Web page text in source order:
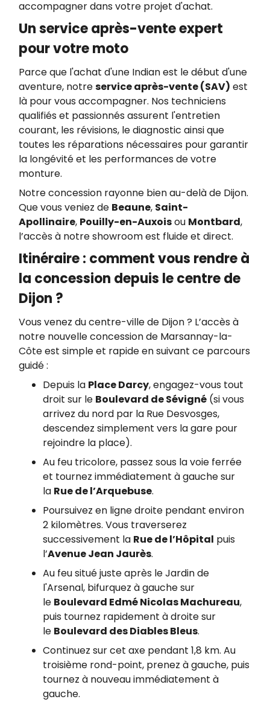
accompagner dans votre projet d'achat.
Un service après-vente expert
pour votre moto
Parce que l'achat d'une Indian est le début d'une
aventure, notreservice après-vente (SAV) est
là pour vous accompagner. Nos techniciens
qualifiés et passionnés assurent l'entretien
courant, les révisions, le diagnostic ainsi que
toutes les réparations nécessaires pour garantir
la longévité et les performances de votre
monture.
Notre concession rayonne bien au-delà de Dijon.
Que vous veniez de Beaune, Saint-
Apollinaire, Pouilly-en-Auxoisou Montbard,
l’accès à notre showroom est fluide et direct.
Itinéraire : comment vous rendre à
la concession depuis le centre de
Dijon ?
Vous venez du centre-ville de Dijon ? L’accès à
notre nouvelle concession de Marsannay-la-
Côte est simple et rapide en suivant ce parcours
guidé :
Depuis la Place Darcy, engagez-vous tout
droit sur le Boulevard de Sévigné (si vous
arrivez du nord par la Rue Desvosges,
descendez simplement vers la gare pour
rejoindre la place).
Au feu tricolore, passez sous la voie ferrée
et tournez immédiatement à gauche sur
la Rue de l’Arquebuse.
Poursuivez en ligne droite pendant environ
2 kilomètres. Vous traverserez
successivement la Rue de l’Hôpital puis
l’Avenue Jean Jaurès.
Au feu situé juste après le Jardin de
l'Arsenal, bifurquez à gauche sur
le Boulevard Edmé Nicolas Machureau,
puis tournez rapidement à droite sur
le Boulevard des Diables Bleus.
Continuez sur cet axe pendant 1,8 km. Au
troisième rond-point, prenez à gauche, puis
tournez à nouveau immédiatement à
gauche.